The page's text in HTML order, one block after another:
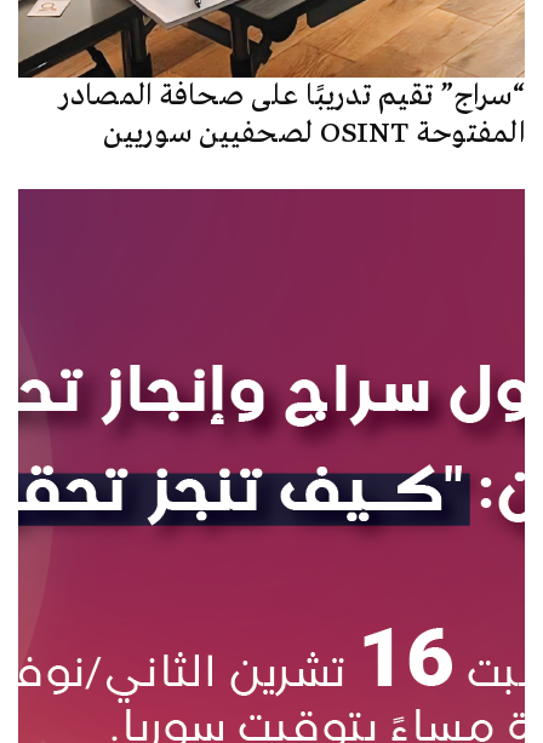
“سراج” تقيم تدريبًا على صحافة المصادر
المفتوحة OSINT لصحفيين سوريين